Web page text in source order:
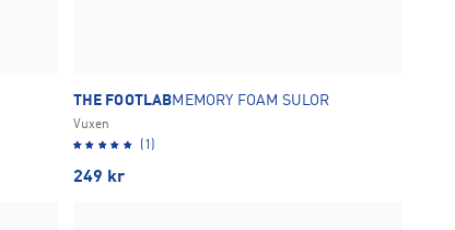
THE FOOTLABMEMORY FOAM SULOR
Vuxen
(1)
249 kr